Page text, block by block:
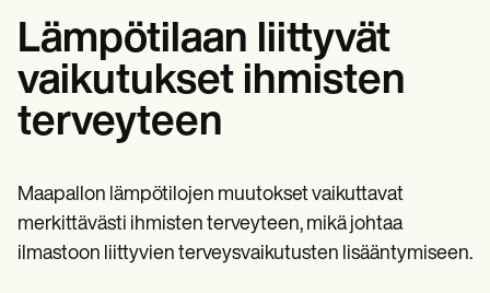
Lämpötilaan liittyvät
vaikutukset ihmisten
terveyteen
Maapallon lämpötilojen muutokset vaikuttavat
merkittävästi ihmisten terveyteen, mikä johtaa
ilmastoon liittyvien terveysvaikutusten lisääntymiseen.